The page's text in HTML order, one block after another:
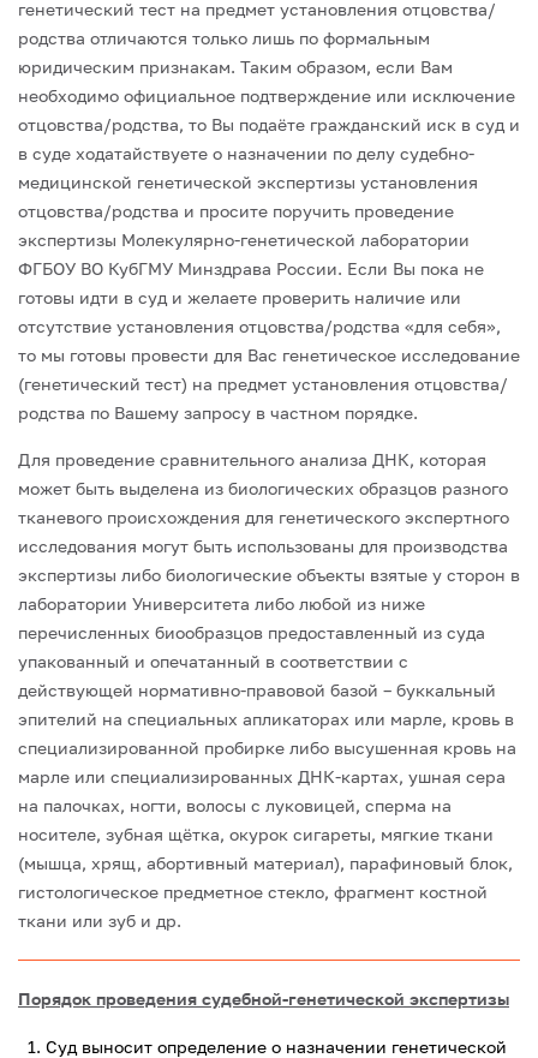
генетический тест на предмет установления отцовства/
родства отличаются только лишь по формальным
юридическим признакам. Таким образом, если Вам
необходимо официальное подтверждение или исключение
отцовства/родства, то Вы подаёте гражданский иск в суд и
в суде ходатайствуете о назначении по делу судебно-
медицинской генетической экспертизы установления
отцовства/родства и просите поручить проведение
экспертизы Молекулярно-генетической лаборатории
ФГБОУ ВО КубГМУ Минздрава России. Если Вы пока не
готовы идти в суд и желаете проверить наличие или
отсутствие установления отцовства/родства «для себя»,
то мы готовы провести для Вас генетическое исследование
(генетический тест) на предмет установления отцовства/
родства по Вашему запросу в частном порядке.
Для проведение сравнительного анализа ДНК, которая
может быть выделена из биологических образцов разного
тканевого происхождения для генетического экспертного
исследования могут быть использованы для производства
экспертизы либо биологические объекты взятые у сторон в
лаборатории Университета либо любой из ниже
перечисленных биообразцов предоставленный из суда
упакованный и опечатанный в соответствии с
действующей нормативно-правовой базой – буккальный
эпителий на специальных апликаторах или марле, кровь в
специализированной пробирке либо высушенная кровь на
марле или специализированных ДНК-картах, ушная сера
на палочках, ногти, волосы с луковицей, сперма на
носителе, зубная щётка, окурок сигареты, мягкие ткани
(мышца, хрящ, абортивный материал), парафиновый блок,
гистологическое предметное стекло, фрагмент костной
ткани или зуб и др.
Порядок проведения судебной-генетической экспертизы
Суд выносит определение о назначении генетической